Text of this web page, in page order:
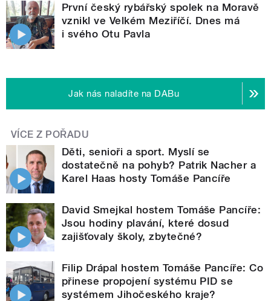
První český rybářský spolek na Moravě
vznikl ve Velkém Meziříčí. Dnes má
i svého Otu Pavla
Jak nás naladíte na DABu
VÍCE Z POŘADU
Děti, senioři a sport. Myslí se
dostatečně na pohyb? Patrik Nacher a
Karel Haas hosty Tomáše Pancíře
David Smejkal hostem Tomáše Pancíře:
Jsou hodiny plavání, které dosud
zajišťovaly školy, zbytečné?
Filip Drápal hostem Tomáše Pancíře: Co
přinese propojení systému PID se
systémem Jihočeského kraje?